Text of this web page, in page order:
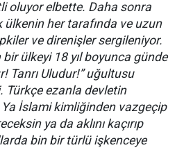
oluyor elbette. Daha sonra
ülkenin her tarafında ve uzun
ve direnişler sergileniyor.
ülkeyi 18 yıl boyunca günde
Tanrı Uludur!” uğultusu
Türkçe ezanla devletin
İslami kimliğinden vazgeçip
ya da aklını kaçırıp
bin bir türlü işkenceye